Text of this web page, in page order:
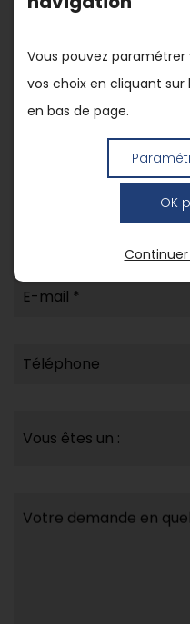
les meilleurs délais.
Civilité
E-mail *
Téléphone
Vous êtes un :
Votre demande en
Vous pouvez
vos choix en cliquant sur
en bas de page.
OK